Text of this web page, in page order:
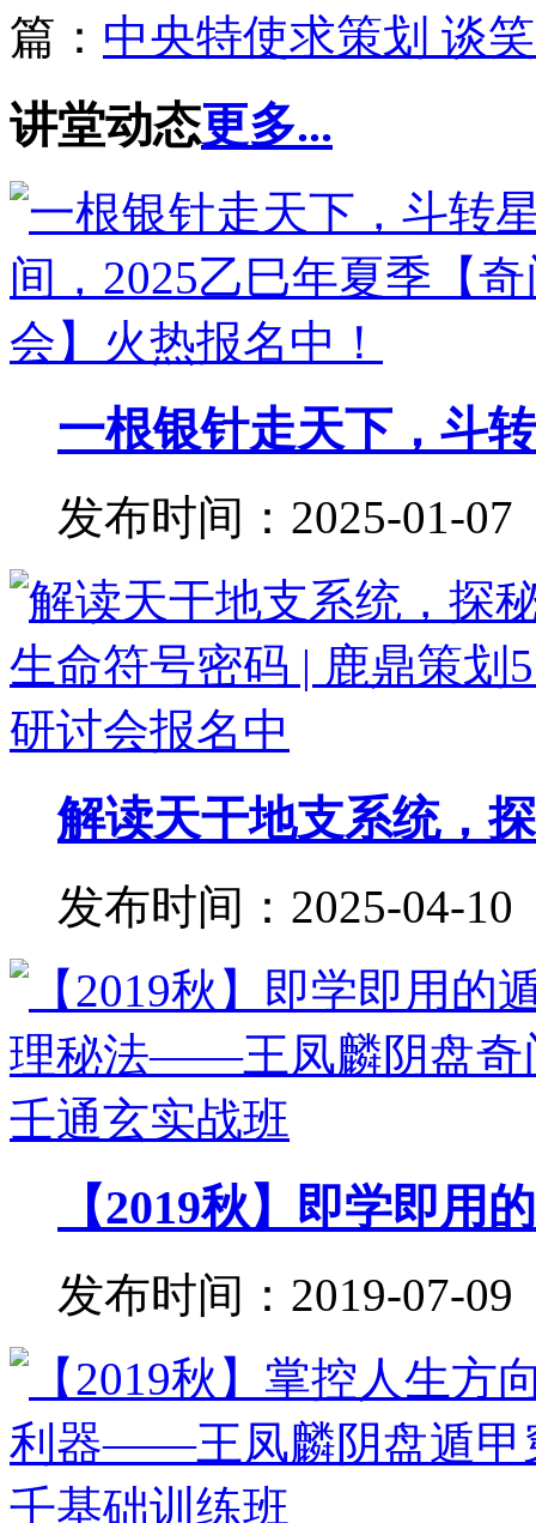
篇： 中央特使求策划 谈
讲堂动态更多...
一根银针走天下，斗
发布时间：2025-01-07
解读天干地支系统，
发布时间：2025-04-10
【2019秋】即学即用
发布时间：2019-07-09